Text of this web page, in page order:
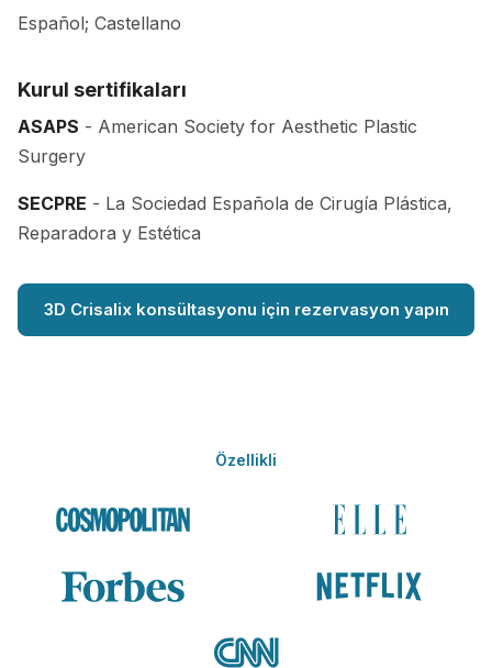
Español; Castellano
Kurul sertifikaları
ASAPS - American Society for Aesthetic Plastic
Surgery
SECPRE - La Sociedad Española de Cirugía Plástica,
Reparadora y Estética
3D Crisalix konsültasyonu için rezervasyon yapın
Özellikli